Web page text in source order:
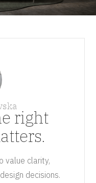
right
value clarity,
decisions.